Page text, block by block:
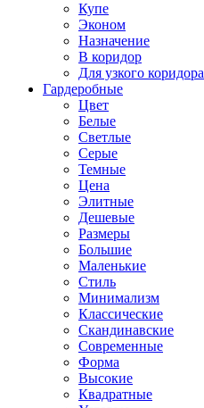
Купе
Эконом
Назначение
В коридор
Для узкого коридора
Гардеробные
Цвет
Белые
Светлые
Серые
Темные
Цена
Элитные
Дешевые
Размеры
Большие
Маленькие
Стиль
Минимализм
Классические
Скандинавские
Современные
Форма
Высокие
Квадратные